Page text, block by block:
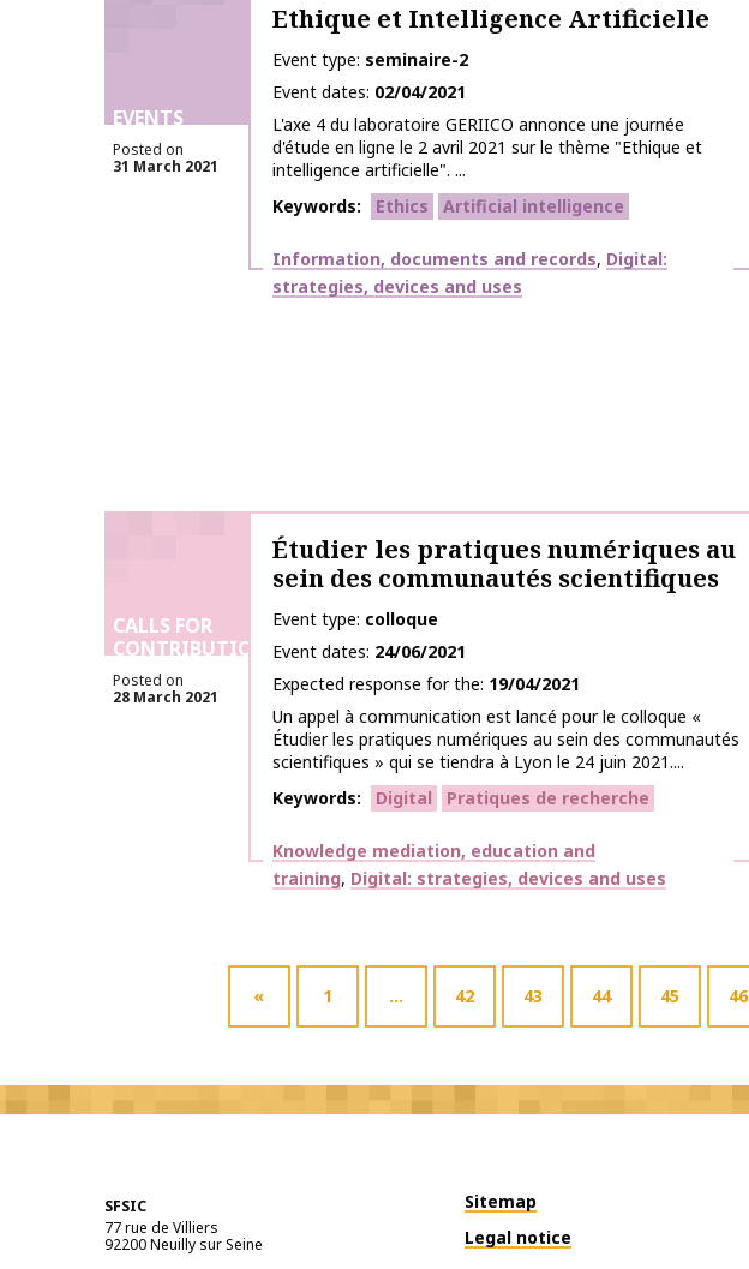
EVENTS
Posted on
31 March 2021
Ethique et Intelligence Artificielle
Event type seminaire-2
Event dates 02/04/2021
L'axe 4 du laboratoire GERIICO annonce une journée
d'étude en ligne le 2 avril 2021 sur le thème "Ethique et
intelligence artificielle". ...
Keywords
Ethics Artificial intelligence
Themes
Information, documents and records Digital:
strategies, devices and uses
CALLS FOR
CONTRIBUTIONS
Posted on
28 March 2021
Étudier les pratiques numériques au
sein des communautés scientifiques
Event type colloque
Event dates 24/06/2021
Expected response for the 19/04/2021
Un appel à communication est lancé pour le colloque «
Étudier les pratiques numériques au sein des communautés
scientifiques » qui se tiendra à Lyon le 24 juin 2021....
Keywords
Digital Pratiques de recherche
Themes
Knowledge mediation, education and
training Digital: strategies, devices and uses
« 1 … 42 43 44 45 46
SFSIC
77 rue de Villiers
92200Neuilly sur Seine
Sitemap
Legal notice